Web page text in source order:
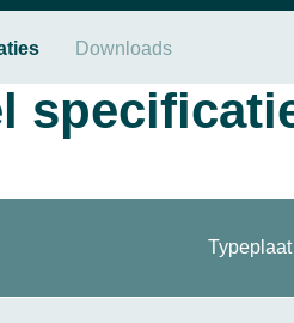
Downloads
Typeplaat